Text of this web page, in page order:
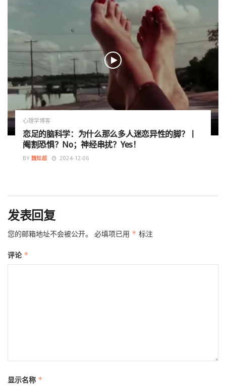
心理学博客
恋足的脑科学：为什么那么多人迷恋异性的脚？丨
阉割恐惧？No；神经串扰？Yes！
BY 魏知超 2024-12-06
发表回复
您的邮箱地址不会被公开。 必填项已用 * 标注
评论 *
显示名称 *